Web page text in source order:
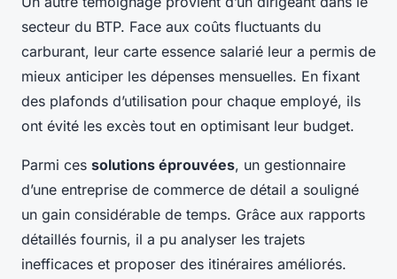
secteur du BTP. Face aux coûts fluctuants du
carburant, leur carte essence salarié leur a permis de
mieux anticiper les dépenses mensuelles. En fixant
des plafonds d’utilisation pour chaque employé, ils
ont évité les excès tout en optimisant leur budget.
Parmi ces solutions éprouvées, un gestionnaire
d’une entreprise de commerce de détail a souligné
un gain considérable de temps. Grâce aux rapports
détaillés fournis, il a pu analyser les trajets
inefficaces et proposer des itinéraires améliorés.